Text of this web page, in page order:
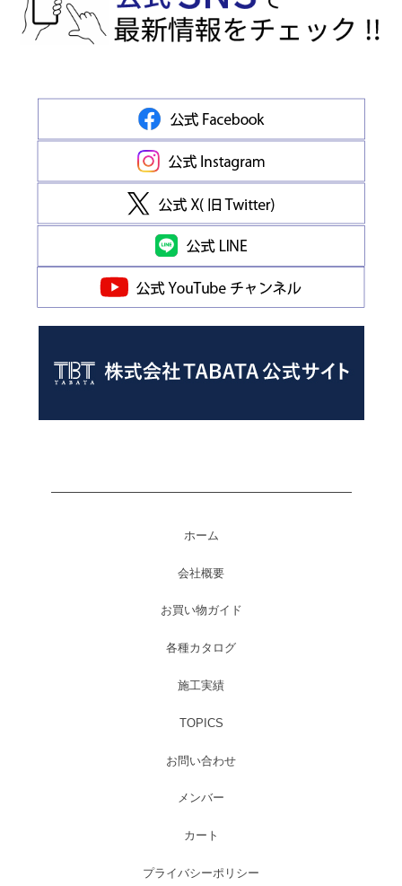
ホーム
会社概要
お買い物ガイド
各種カタログ
施工実績
TOPICS
お問い合わせ
メンバー
カート
プライバシーポリシー